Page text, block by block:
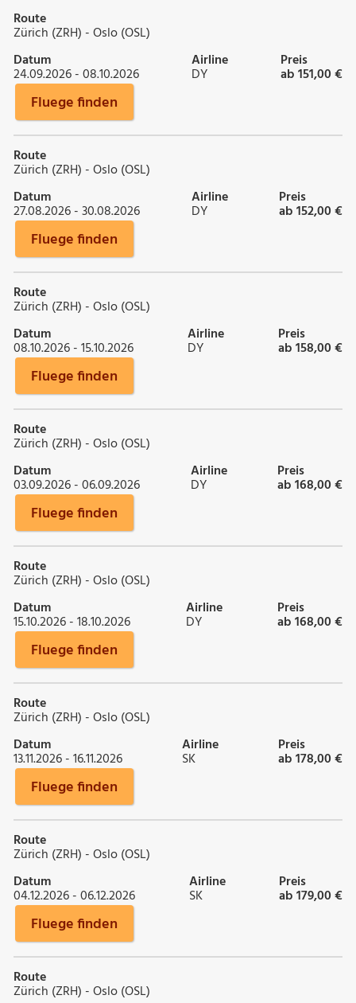
Route
Zürich (ZRH) - Oslo (OSL)
Datum
24.09.2026 - 08.10.2026
Airline
DY
Preis
ab 151,00 €
Fluege finden
Route
Zürich (ZRH) - Oslo (OSL)
Datum
27.08.2026 - 30.08.2026
Airline
DY
Preis
ab 152,00 €
Fluege finden
Route
Zürich (ZRH) - Oslo (OSL)
Datum
08.10.2026 - 15.10.2026
Airline
DY
Preis
ab 158,00 €
Fluege finden
Route
Zürich (ZRH) - Oslo (OSL)
Datum
03.09.2026 - 06.09.2026
Airline
DY
Preis
ab 168,00 €
Fluege finden
Route
Zürich (ZRH) - Oslo (OSL)
Datum
15.10.2026 - 18.10.2026
Airline
DY
Preis
ab 168,00 €
Fluege finden
Route
Zürich (ZRH) - Oslo (OSL)
Datum
13.11.2026 - 16.11.2026
Airline
SK
Preis
ab 178,00 €
Fluege finden
Route
Zürich (ZRH) - Oslo (OSL)
Datum
04.12.2026 - 06.12.2026
Airline
SK
Preis
ab 179,00 €
Fluege finden
Route
Zürich (ZRH) - Oslo (OSL)